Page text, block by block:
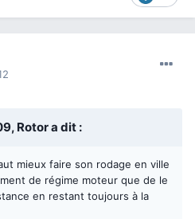
Rotor a dit :
mieux faire son rodage en ville
de régime moteur que de le
en restant toujours à la